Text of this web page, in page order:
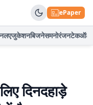
ePaper
एजुकेशनबिजनेसमनोरंजनटेकऑटो
दिनदहाड़े